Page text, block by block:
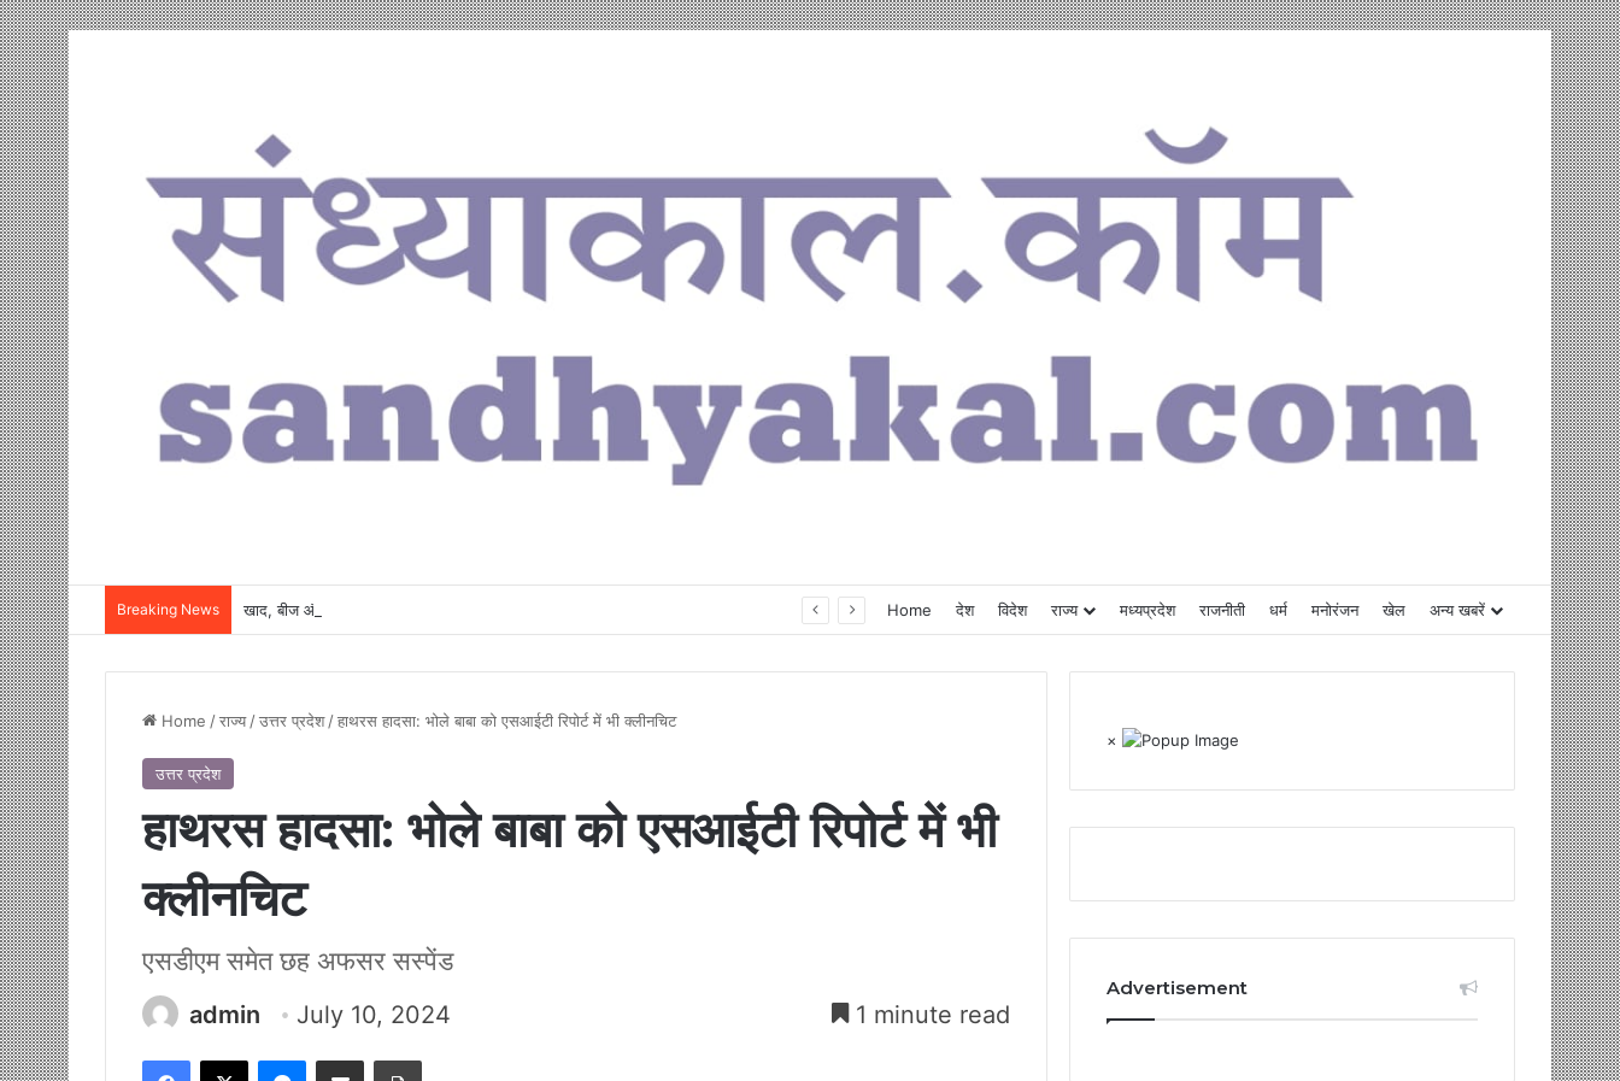
Breaking News Home देश विदेश राज्य मध्यप्रदेश राजनीती धर्म मनोरंजन खेल अन्य खबरें
Home /राज्य /उत्तर प्रदेश /हाथरस हादसा: भोले बाबा को एसआईटी रिपोर्ट में भी क्लीनचिट
उत्तर प्रदेश
हाथरस हादसा: भोले बाबा को एसआईटी रिपोर्ट में भी
क्लीनचिट
एसडीएम समेत छह अफसर सस्पेंड
admin July 10, 2024 1 minute read
Facebook
X Messenger
Share via Email Print
×
Advertisement